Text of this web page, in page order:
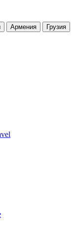
Армения
Грузия